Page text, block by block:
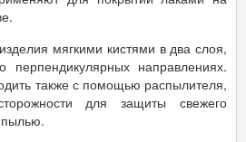
мягкими кистями в два слоя,
перпендикулярных направлениях.
также с помощью распылителя,
для защиты свежего
пылью.